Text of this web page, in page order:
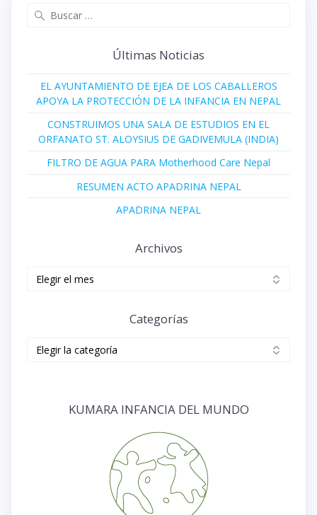
Últimas Noticias
EL AYUNTAMIENTO DE EJEA DE LOS CABALLEROS
APOYA LA PROTECCIÓN DE LA INFANCIA EN NEPAL
CONSTRUIMOS UNA SALA DE ESTUDIOS EN EL
ORFANATO ST. ALOYSIUS DE GADIVEMULA (INDIA)
FILTRO DE AGUA PARA Motherhood Care Nepal
RESUMEN ACTO APADRINA NEPAL
APADRINA NEPAL
Archivos
Categorías
KUMARA INFANCIA DEL MUNDO